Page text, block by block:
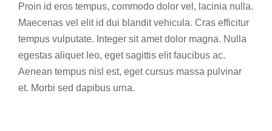
Proin id eros tempus, commodo dolor vel, lacinia nulla.
Maecenas vel elit id dui blandit vehicula. Cras efficitur
tempus vulputate. Integer sit amet dolor magna. Nulla
egestas aliquet leo, eget sagittis elit faucibus ac.
Aenean tempus nisl est, eget cursus massa pulvinar
et. Morbi sed dapibus urna.